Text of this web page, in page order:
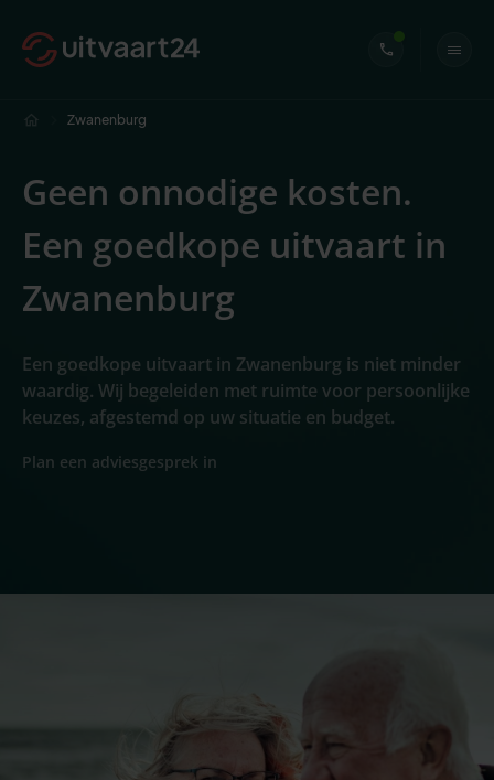
Zwanenburg
Geen onnodige kosten.
Een goedkope uitvaart in
Zwanenburg
Een goedkope uitvaart in Zwanenburg is niet minder
waardig. Wij begeleiden met ruimte voor persoonlijke
keuzes, afgestemd op uw situatie en budget.
Plan een adviesgesprek in